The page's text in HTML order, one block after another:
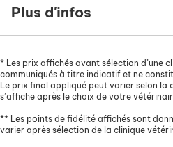
Plus d'infos
* Les prix affichés avant sélection d’une
communiqués à titre indicatif et ne
Le prix final appliqué peut varier selon la
s’affiche après le choix de votre
** Les points de fidélité affichés sont
varier après sélection de la clinique